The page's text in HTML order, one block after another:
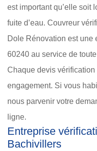
est important qu’elle soit
fuite d’eau. Couvreur
Dole Rénovation est une
60240 au service de
Chaque devis
engagement. Si vous
nous parvenir votre
ligne.
Entreprise
Bachivillers